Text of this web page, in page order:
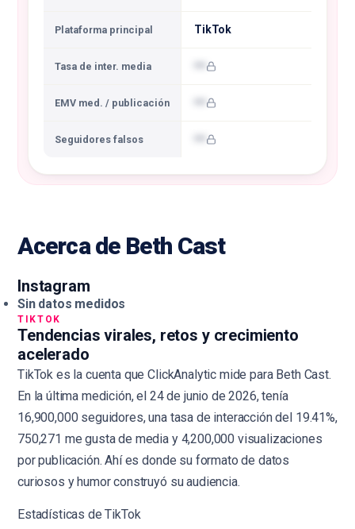
Plataforma principal TikTok
Tasa de inter. media
EMV med. / publicación
Seguidores falsos
Acerca de Beth Cast
Instagram
Sin datos medidos
TIKTOK
Tendencias virales, retos y crecimiento
acelerado
TikTok es la cuenta que ClickAnalytic mide para Beth Cast.
En la última medición, el 24 de junio de 2026, tenía
16,900,000 seguidores, una tasa de interacción del 19.41%,
750,271 me gusta de media y 4,200,000 visualizaciones
por publicación. Ahí es donde su formato de datos
curiosos y humor construyó su audiencia.
Estadísticas de TikTok